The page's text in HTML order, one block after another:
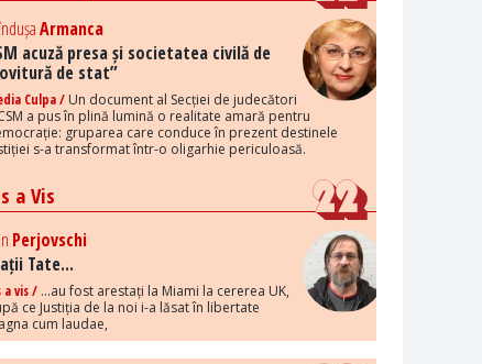
Armanca
acuză presa și societatea civilă de
de stat”
Culpa / Un document al Secției de judecători
a pus în plină lumină o realitate amară pentru
gruparea care conduce în prezent destinele
s-a transformat într-o oligarhie periculoasă.
a Vis
Perjovschi
Tate...
a vis / ...au fost arestați la Miami la cererea UK,
ce Justiția de la noi i-a lăsat în libertate
cum laudae,